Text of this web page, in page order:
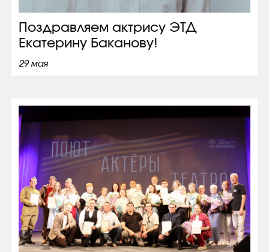
Поздравляем актрису ЭТД
Екатерину Баканову!
29 мая